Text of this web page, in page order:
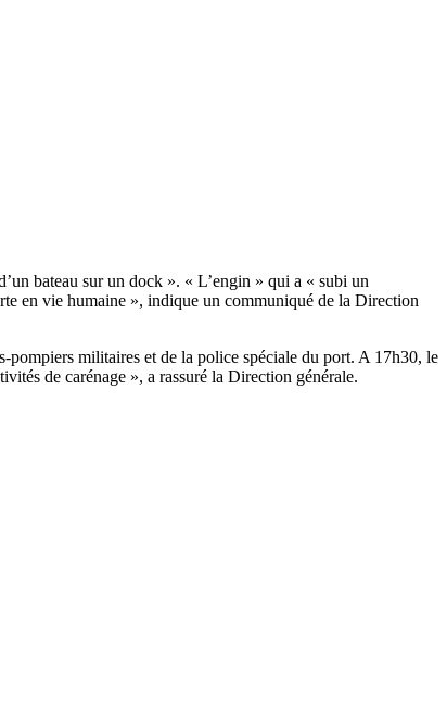
bateau sur un dock ». « L’engin » qui a « subi un
en vie humaine », indique un communiqué de la Direction
pompiers militaires et de la police spéciale du port. A 17h30, le
de carénage », a rassuré la Direction générale.